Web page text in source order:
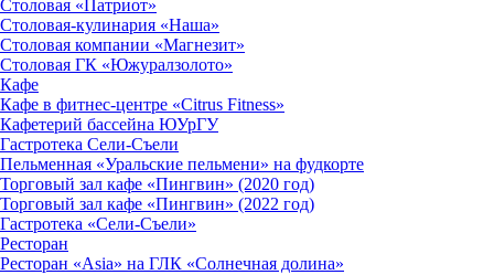
Столовая «Патриот»
Столовая-кулинария «Наша»
Столовая компании «Магнезит»
Столовая ГК «Южуралзолото»
Кафе
Кафе в фитнес-центре «Citrus Fitness»
Кафетерий бассейна ЮУрГУ
Гастротека Сели-Съели
Пельменная «Уральские пельмени» на фудкорте
Торговый зал кафе «Пингвин» (2020 год)
Торговый зал кафе «Пингвин» (2022 год)
Гастротека «Сели-Съели»
Ресторан
Ресторан «Asia» на ГЛК «Солнечная долина»